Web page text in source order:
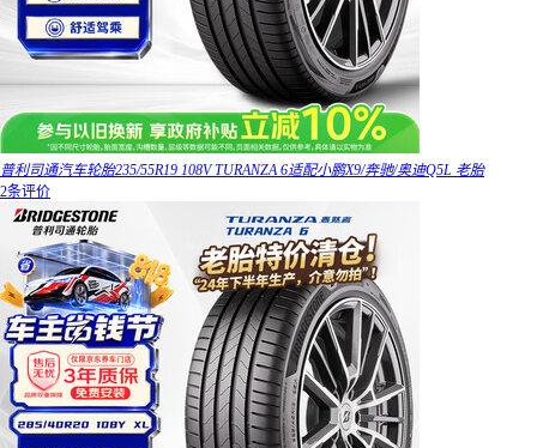
普利司通汽车轮胎235/55R19 108V TURANZA 6适配小鹏X9/奔驰/奥迪Q5L 老胎
2条评价